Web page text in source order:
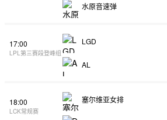
水原音速弹
17:00
LPL第三赛段登峰组
LGD
AL
18:00
LCK常规赛
塞尔维亚女排